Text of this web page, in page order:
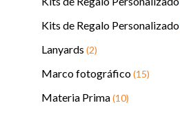
Kits de Regalo Personalizado
Lanyards (2)
Marco fotográfico(15)
Materia Prima(10)